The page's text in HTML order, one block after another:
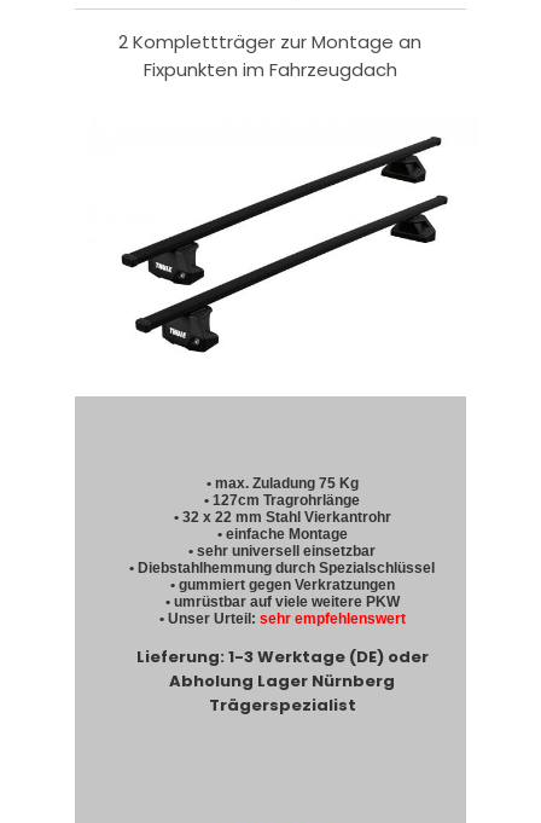
2 Komplettträger zur Montage an
Fixpunkten im Fahrzeugdach
• max. Zuladung 75 Kg
• 127cm Tragrohrlänge
• 32 x 22 mm Stahl Vierkantrohr
• einfache Montage
• sehr universell einsetzbar
• Diebstahlhemmung durch Spezialschlüssel
• gummiert gegen Verkratzungen
• umrüstbar auf viele weitere PKW
• Unser Urteil: sehr empfehlenswert
Lieferung: 1-3 Werktage (DE) oder
Abholung Lager Nürnberg
Trägerspezialist